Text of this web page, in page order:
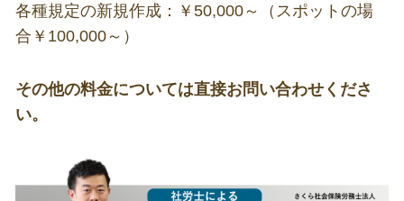
各種規定の新規作成：￥50,000～（スポットの場
合￥100,000～）
その他の料金については直接お問い合わせくださ
い。